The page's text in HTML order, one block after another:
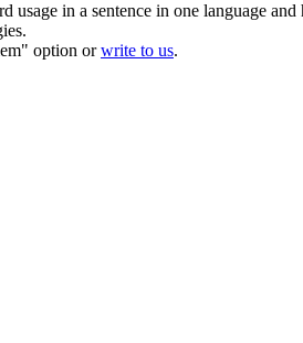
in a sentence in one language
option orwrite to us.